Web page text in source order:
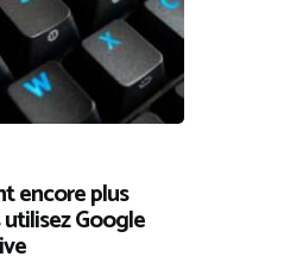
encore plus
Google